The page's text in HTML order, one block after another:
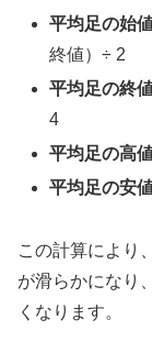
平均足の始
終値）÷ 2
平均足の終
4
平均足の高
平均足の安
この計算により
が滑らかになり、
くなります。